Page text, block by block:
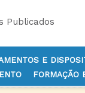
Publicados
E
FORMAÇÃO
E